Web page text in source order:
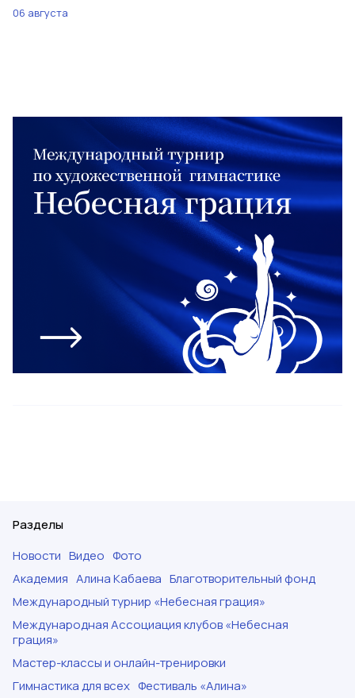
06 августа
Разделы
Новости Видео Фото
Академия Алина Кабаева Благотворительный фонд
Международный турнир «Небесная грация»
Международная Ассоциация клубов «Небесная
грация»
Мастер-классы и онлайн-тренировки
Гимнастика для всех Фестиваль «Алина»